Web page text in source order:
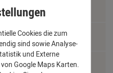
Cookies die zum
sind sowie Analyse-
und Externe
Google Maps Karten.